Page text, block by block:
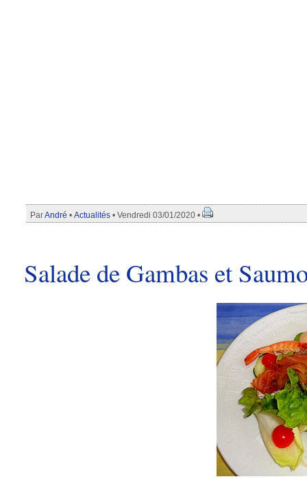
ParAndré • Actualités • Vendredi 03/01/2020 •
Salade de Gambas et